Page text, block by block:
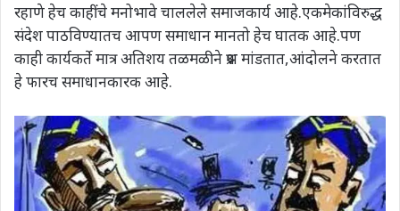
रहाणे हेच काहींचे मनोभावे चाललेले समाजकार्य आहे.एकमेकांविरुद्ध
संदेश पाठविण्यातच आपण समाधान मानतो हेच घातक आहे.पण
काही कार्यकर्ते मात्र अतिशय तळमळीने प्रश्न मांडतात,आंदोलने करतात
हे फारच समाधानकारक आहे.